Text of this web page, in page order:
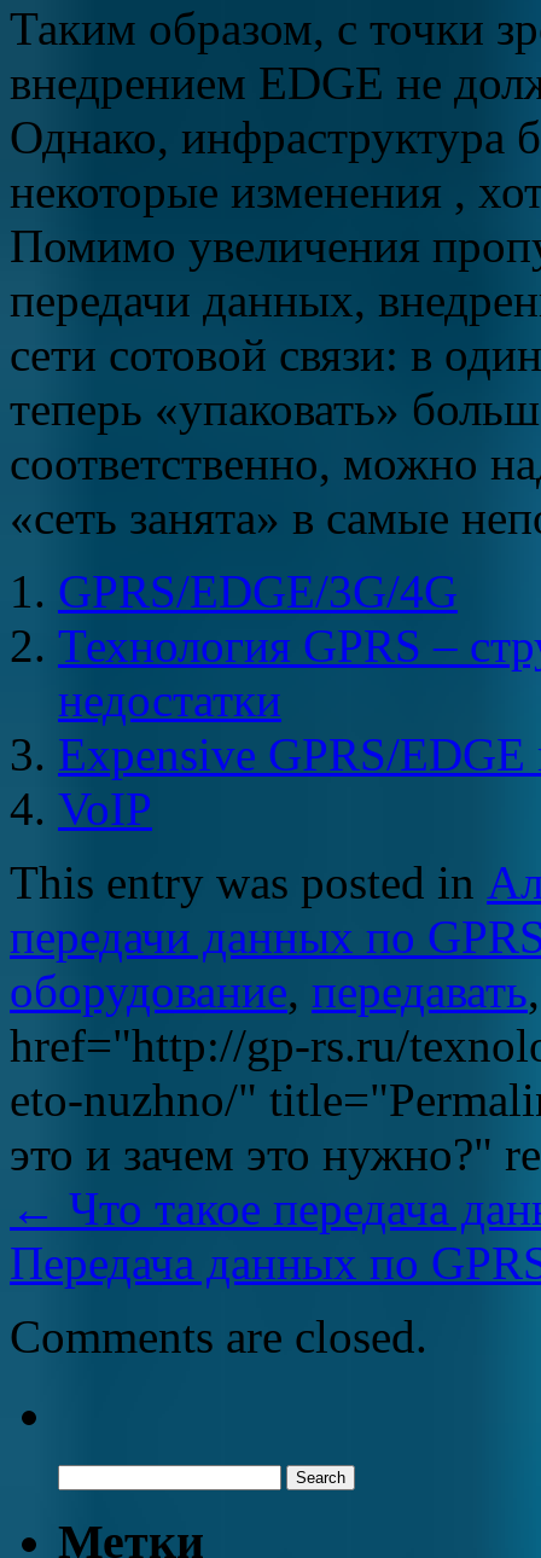
Таким образом, с точки
внедрением EDGE не
Однако, инфраструктура
некоторые изменения ,
Помимо увеличения
передачи данных,
сети сотовой связи: в
теперь «упаковать»
соответственно, можно
«сеть занята» в самые
GPRS/EDGE/3G/4G
Технология GPRS –
недостатки
Expensive GPRS/EDGE
VoIP
This entry was posted in
передачи данных по
оборудование, передавать
href="http://gp-rs.ru/
eto-nuzhno/"
это и зачем это нужно?"
← Что такое передача
Передача данных по
Comments are closed.
Метки